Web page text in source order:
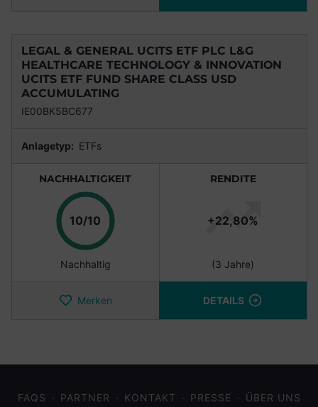
LEGAL & GENERAL UCITS ETF PLC L&G
HEALTHCARE TECHNOLOGY & INNOVATION
UCITS ETF FUND SHARE CLASS USD
ACCUMULATING
IE00BK5BC677
Anlagetyp: ETFs
NACHHALTIGKEIT
10/10 Punkte
Nachhaltig
RENDITE
+22,80%
(3 Jahre)
Merken DETAILS
FAQS PARTNER KONTAKT PRESSE ÜBER UNS